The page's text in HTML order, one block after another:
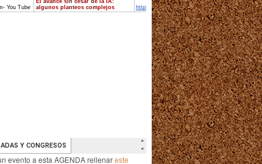
evento a esta AGENDA rellenareste